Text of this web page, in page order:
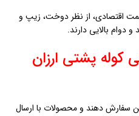
اقتصادی، از نظر دوخت، زیپ و
دوام بالایی دارند.
کوله پشتی ارزان
سفارش دهند و محصولات با ارسال